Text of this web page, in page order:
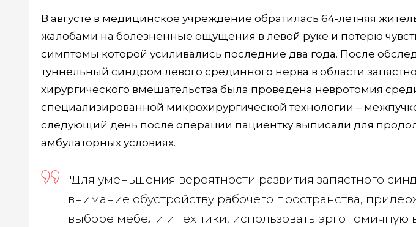
В августе в медицинское учреждение обратилась 64-летняя
жалобами на болезненные ощущения в левой руке и потерю
симптомы которой усиливались последние два года. После
туннельный синдром левого срединного нерва в области
хирургического вмешательства была проведена невротомия
специализированной микрохирургической технологии –
следующий день после операции пациентку выписали для
амбулаторных условиях.
"Для уменьшения вероятности развития запястного
внимание обустройству рабочего пространства,
выборе мебели и техники, использовать